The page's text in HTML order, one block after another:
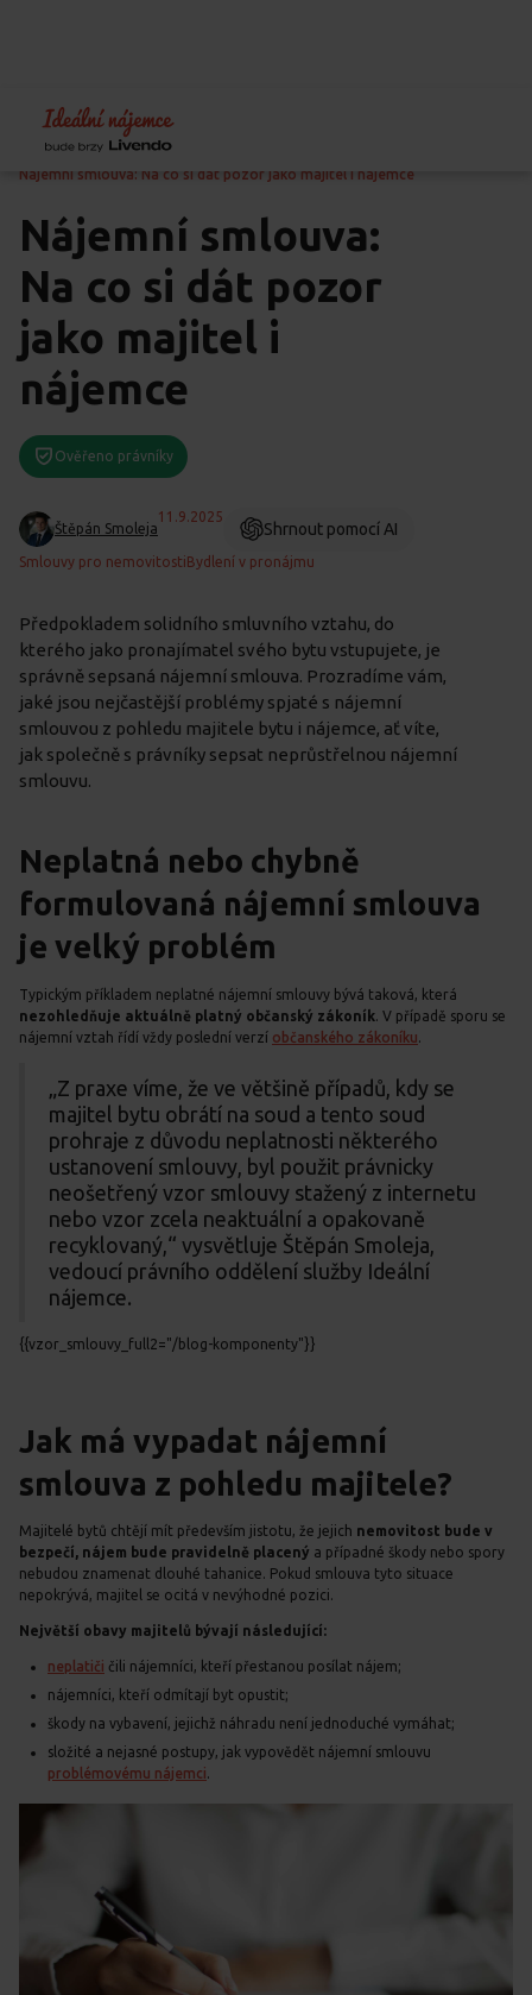
Home Blog
Právo
Nájemní smlouva: Na co si dát pozor jako majitel i nájemce
Nájemní smlouva:
Na co si dát pozor
jako majitel i
nájemce
Ověřeno právníky
Štěpán Smoleja
11.9.2025
Shrnout pomocí AI
Smlouvy pro nemovitostiBydlení v pronájmu
Předpokladem solidního smluvního vztahu, do
kterého jako pronajímatel svého bytu vstupujete, je
správně sepsaná nájemní smlouva. Prozradíme vám,
jaké jsou nejčastější problémy spjaté s nájemní
smlouvou z pohledu majitele bytu i nájemce, ať víte,
jak společně s právníky sepsat neprůstřelnou nájemní
smlouvu.
Neplatná nebo chybně
formulovaná nájemní smlouva
je velký problém
Typickým příkladem neplatné nájemní smlouvy bývá taková, která
nezohledňuje aktuálně platný občanský zákoník . V případě sporu se
nájemní vztah řídí vždy poslední verzí občanského zákoníku
„Z praxe víme, že ve většině případů, kdy se
majitel bytu obrátí na soud a tento soud
prohraje z důvodu neplatnosti některého
ustanovení smlouvy, byl použit právnicky
neošetřený vzor smlouvy stažený z internetu
nebo vzor zcela neaktuální a opakovaně
recyklovaný,“ vysvětluje Štěpán Smoleja,
vedoucí právního oddělení služby Ideální
nájemce.
{{vzor_smlouvy_full2="/blog-komponenty"}}
Jak má vypadat nájemní
smlouva z pohledu majitele?
Majitelé bytů chtějí mít především jistotu, že jejich nemovitost bude v
bezpečí, nájem bude pravidelně placený a případné škody nebo spory
nebudou znamenat dlouhé tahanice. Pokud smlouva tyto situace
nepokrývá, majitel se ocitá v nevýhodné pozici.
Největší obavy majitelů bývají následující:
neplatiči čili nájemníci, kteří přestanou posílat nájem;
nájemníci, kteří odmítají byt opustit;
škody na vybavení, jejichž náhradu není jednoduché vymáhat;
složité a nejasné postupy, jak vypovědět nájemní smlouvu
problémovému nájemci.